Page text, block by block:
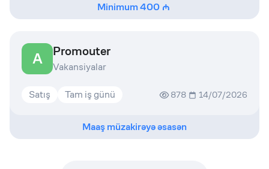
Minimum400
A Promouter
Vakansiyalar
Satış Tam iş günü 878 14/07/2026
Maaş müzakirəyə əsasən